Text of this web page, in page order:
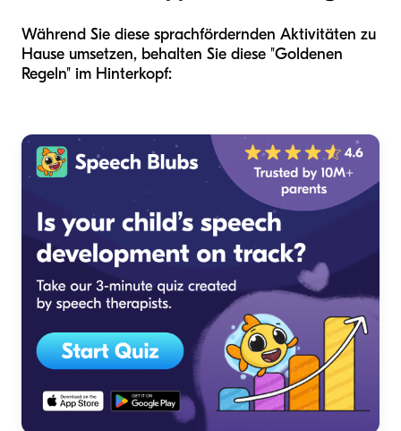
Während Sie diese sprachfördernden Aktivitäten zu
Hause umsetzen, behalten Sie diese "Goldenen
Regeln" im Hinterkopf: